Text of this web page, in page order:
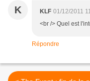
K KLF 01/12/2011
<br /> Quel est
Répondre